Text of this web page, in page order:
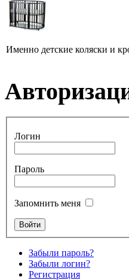
Именно детские коляски и
Логин
Пароль
Запомнить меня
Забыли пароль?
Забыли логин?
Регистрация